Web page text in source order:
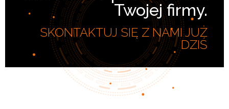
Twojej firmy.
SKONTAKTUJ SIĘ Z NAMI JUŻ
DZIŚ